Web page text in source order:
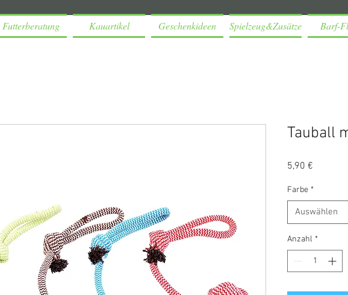
Futterberatung Kauartikel Geschenkideen Spielzeug&Zusätze Barf-
Tauball
5,90 €
Farbe *
Auswählen
Anzahl *